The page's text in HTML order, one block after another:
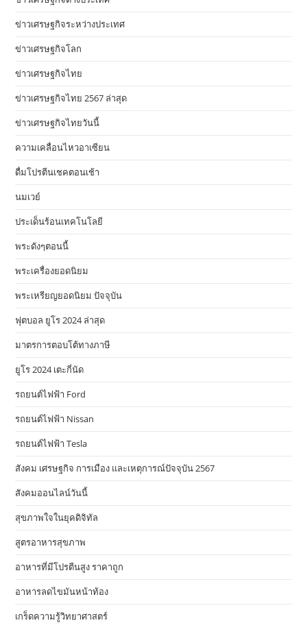
ข่าวเศรษฐกิจระหว่างประเทศ
ข่าวเศรษฐกิจโลก
ข่าวเศรษฐกิจไทย
ข่าวเศรษฐกิจไทย 2567 ล่าสุด
ข่าวเศรษฐกิจไทยวันนี้
ความเคลื่อนไหวอาเซียน
ดื่มโปรตีนเชคตอนเช้า
นมเวย์
ประเด็นร้อนเทคโนโลยี
พระดังๆตอนนี้
พระเครื่องยอดนิยม
พระเหรียญยอดนิยม ปัจจุบัน
ฟุตบอล ยูโร 2024 ล่าสุด
มาตรการตอบโต้ทางภาษี
ยูโร 2024 เตะกี่นัด
รถยนต์ไฟฟ้า Ford
รถยนต์ไฟฟ้า Nissan
รถยนต์ไฟฟ้า Tesla
สังคม เศรษฐกิจ การเมือง และเหตุการณ์ปัจจุบัน 2567
สังคมออนไลน์วันนี้
สุขภาพใจในยุคดิจิทัล
สูตรอาหารสุขภาพ
อาหารที่มีโปรตีนสูง ราคาถูก
อาหารลดไขมันหน้าท้อง
เกร็ดความรู้วิทยาศาสตร์